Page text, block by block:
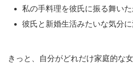
私の手料理を彼氏に振る舞いた
彼氏と新婚生活みたいな気分に
きっと、自分がどれだけ家庭的な